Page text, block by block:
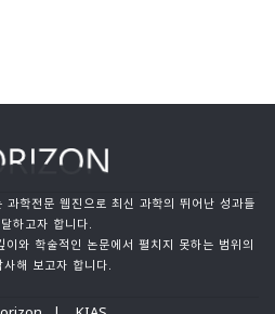
학전문 웹진으로 최신 과학의 뛰어난 성과들
하고자 합니다.
와 학술적인 논문에서 펼치지 못하는 범위의
사해 보고자 합니다.